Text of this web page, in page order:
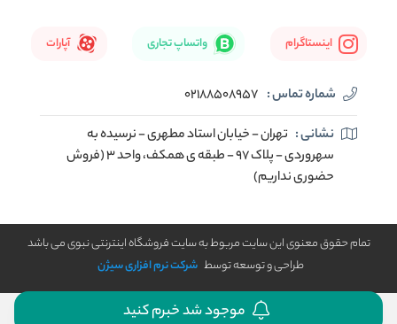
اینستاگرام واتساپ تجاری آپارات
شماره تماس : 02188508957
نشانی : تهران - خیابان استاد مطهری - نرسیده به
سهروردی - پلاک 97 - طبقه ی همکف، واحد 3 (فروش
حضوری نداریم)
تمام حقوق معنوی این سایت مربوط به سایت فروشگاه اینترنتی نبوی می باشد
طراحی و توسعه توسط شرکت نرم افزاری سیژن